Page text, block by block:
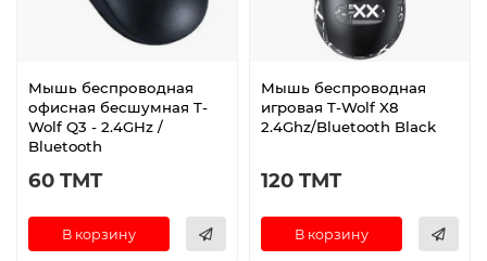
Мышь беспроводная
офисная бесшумная T-
Wolf Q3 - 2.4GHz /
Bluetooth
60 TMT
В корзину
Мышь беспроводная
игровая T-Wolf X8
2.4Ghz/Bluetooth Black
120 TMT
В корзину